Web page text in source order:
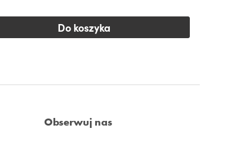
Do koszyka
Obserwuj nas